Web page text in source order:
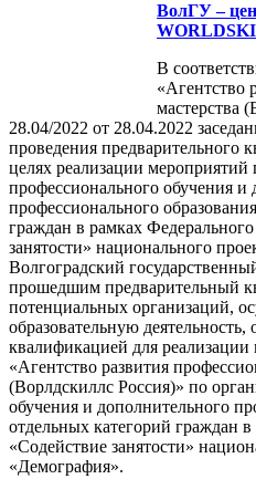
ВолГУ –
В
«Агентство
мастерства
28.04/2022 от 28.04.2022
проведения предварительного
целях реализации мероприятий
профессионального обучения и
профессионального
граждан в рамках
занятости» национального
Волгоградский
прошедшим предварительный
потенциальных организаций,
образовательную
квалификацией для
«Агентство развития
(Ворлдскиллс Россия)» по
обучения и дополнительного
отдельных категорий граждан
«Содействие занятости»
«Демография».